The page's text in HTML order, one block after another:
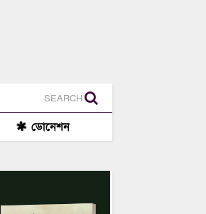
SEARCH
ডোনেশন